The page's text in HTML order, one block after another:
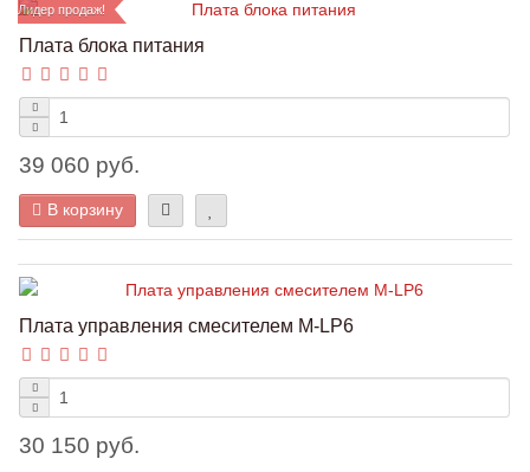
Лидер продаж!
Плата блока питания
39 060 руб.
В корзину
Плата управления смесителем M-LP6
30 150 руб.